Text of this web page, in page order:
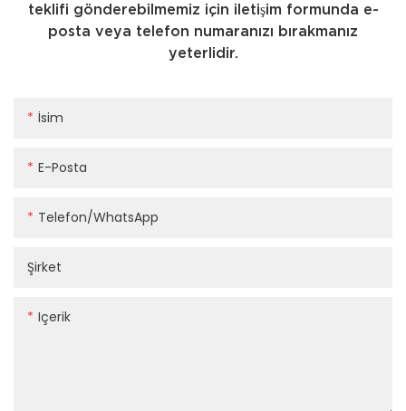
teklifi gönderebilmemiz için iletişim formunda e-
posta veya telefon numaranızı bırakmanız
yeterlidir.
İsim
E-Posta
Telefon/WhatsApp
Şirket
Içerik